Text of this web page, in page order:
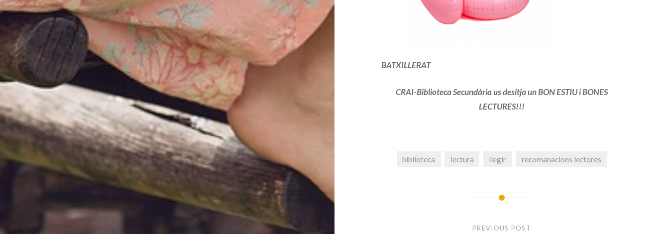
BATXILLERAT
CRAI-Biblioteca Secundària us desitja un BON ESTIU i BONES
LECTURES!!!
biblioteca lectura llegir recomanacions lectores
Navegació
PREVIOUS POST